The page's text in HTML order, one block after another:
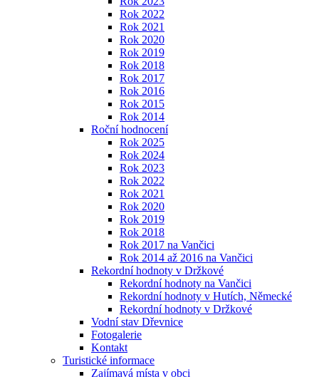
Rok 2022
Rok 2021
Rok 2020
Rok 2019
Rok 2018
Rok 2017
Rok 2016
Rok 2015
Rok 2014
Roční hodnocení
Rok 2025
Rok 2024
Rok 2023
Rok 2022
Rok 2021
Rok 2020
Rok 2019
Rok 2018
Rok 2017 na Vančici
Rok 2014 až 2016 na Vančici
Rekordní hodnoty v Držkové
Rekordní hodnoty na Vančici
Rekordní hodnoty v Hutích, Německé
Rekordní hodnoty v Držkové
Vodní stav Dřevnice
Fotogalerie
Kontakt
Turistické informace
Zajímavá místa v obci